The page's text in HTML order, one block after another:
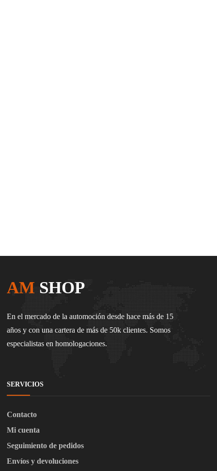
AM SHOP
En el mercado de la automoción desde hace más de 15
años y con una cartera de más de 50k clientes. Somos
especialistas en homologaciones.
SERVICIOS
Contacto
Mi cuenta
Seguimiento de pedidos
Envíos y devoluciones